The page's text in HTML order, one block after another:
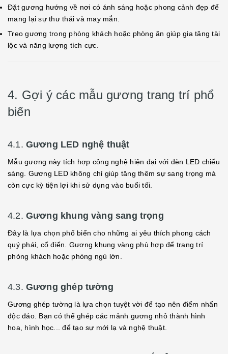
Đặt gương hướng về nơi có ánh sáng hoặc phong cảnh đẹp để
mang lại sự thư thái và may mắn.
Treo gương trong phòng khách hoặc phòng ăn giúp gia tăng tài
lộc và năng lượng tích cực.
4. Gợi ý các mẫu gương trang trí phổ
biến
4.1. Gương LED nghệ thuật
Mẫu gương này tích hợp công nghệ hiện đại với đèn LED chiếu
sáng. Gương LED không chỉ giúp tăng thêm sự sang trọng mà
còn cực kỳ tiện lợi khi sử dụng vào buổi tối.
4.2. Gương khung vàng sang trọng
Đây là lựa chọn phổ biến cho những ai yêu thích phong cách
quý phái, cổ điển. Gương khung vàng phù hợp để trang trí
phòng khách hoặc phòng ngủ lớn.
4.3. Gương ghép tường
Gương ghép tường là lựa chọn tuyệt vời để tạo nên điểm nhấn
độc đáo. Bạn có thể ghép các mảnh gương nhỏ thành hình
hoa, hình học... để tạo sự mới lạ và nghệ thuật.